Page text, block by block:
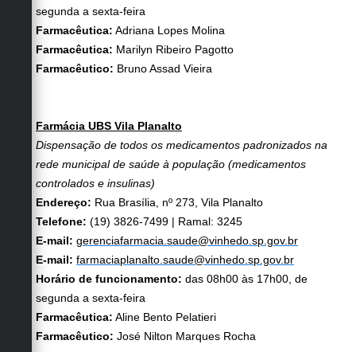
segunda a sexta-feira
Farmacêutica: Adriana Lopes Molina
Farmacêutica: Marilyn Ribeiro Pagotto
Farmacêutico: Bruno Assad Vieira
Farmácia UBS Vila Planalto
Dispensação de todos os medicamentos padronizados na
rede municipal de saúde à população (medicamentos
controlados e insulinas)
Endereço: Rua Brasília, nº 273, Vila Planalto
Telefone: (19) 3826-7499 | Ramal: 3245
E-mail: gerenciafarmacia.saude@vinhedo.sp.gov.br
E-mail: farmaciaplanalto.saude@vinhedo.sp.gov.br
Horário de funcionamento: das 08h00 às 17h00, de
segunda a sexta-feira
Farmacêutica: Aline Bento Pelatieri
Farmacêutico: José Nilton Marques Rocha